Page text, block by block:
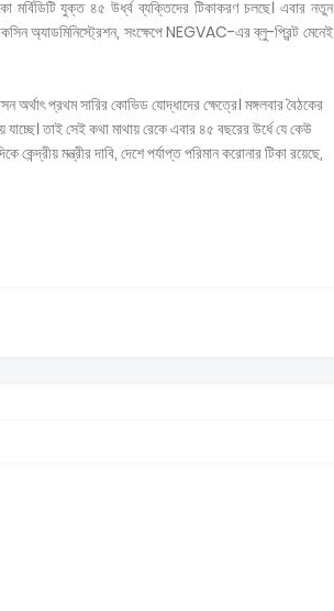
যুক্ত ৪৫ উর্ধ্ব ব্যক্তিদের টিকাকরণ চলছে। এবার নতুন
অ্যাডমিনিস্ট্রেশন, সংক্ষেপে NEGVAC-এর ব্লু-প্রিন্ট মেনেই
প্রথম সারির কোভিড যোদ্ধাদের ক্ষেত্রে। মঙ্গলবার বৈঠকের
যাচ্ছে। তাই সেই কথা মাথায় রেকে এবার ৪৫ বছরের উর্ধে যে কেউ
মন্ত্রীর দাবি, দেশে পর্যাপ্ত পরিমান করোনার টিকা রয়েছে,